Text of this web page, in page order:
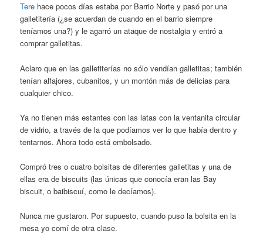
Tere hace pocos días estaba por Barrio Norte y pasó por una
galletitería (¿se acuerdan de cuando en el barrio siempre
teníamos una?) y le agarró un ataque de nostalgia y entró a
comprar galletitas.
Aclaro que en las galletiterías no sólo vendían galletitas; también
tenían alfajores, cubanitos, y un montón más de delicias para
cualquier chico.
Ya no tienen más estantes con las latas con la ventanita circular
de vidrio, a través de la que podíamos ver lo que había dentro y
tentarnos. Ahora todo está embolsado.
Compró tres o cuatro bolsitas de diferentes galletitas y una de
ellas era de biscuits (las únicas que conocía eran las Bay
biscuit, o baibiscuí, como le decíamos).
Nunca me gustaron. Por supuesto, cuando puso la bolsita en la
mesa yo comí de otra clase.